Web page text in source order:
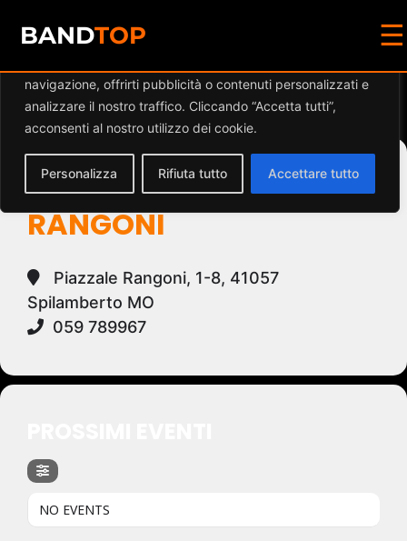
Diamo valore alla tua privacy
navigazione, offrirti pubblicità o contenuti personalizzati e
analizzare il nostro traffico. Cliccando “Accetta tutti”,
acconsenti al nostro utilizzo dei cookie.
Personalizza Rifiuta tutto Accettare tutto
BANDTOP ☰
Events at this location
PARCO DELLA ROCCA
RANGONI
Piazzale Rangoni, 1-8, 41057
Spilamberto MO
059 789967
NO EVENTS